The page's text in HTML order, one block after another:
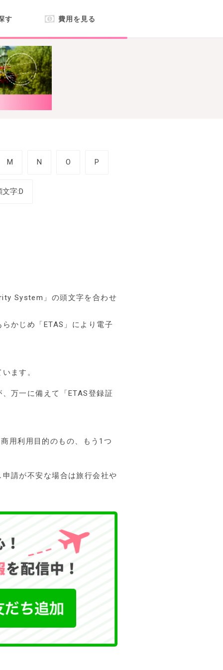
す 費用を見る
M N O P
文字:D
System」の頭文字を合わせ
かじめ「ETAS」により電子
ます。
万一に備えて「ETAS登録証
用利用目的のもの、もう1つ
請が不安な場合は旅行会社や